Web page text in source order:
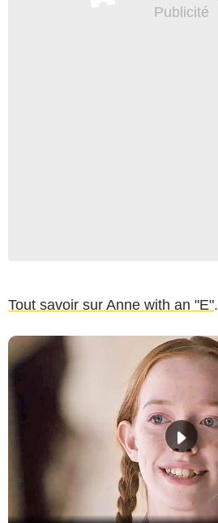
Tout savoir sur Anne with an "E".